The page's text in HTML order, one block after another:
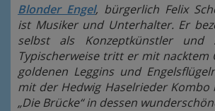
Blonder Engel, bürgerlich Felix
ist Musiker und Unterhalter. Er
selbst als Konzeptkünstler und
Typischerweise tritt er mit nacktem
goldenen Leggins und
mit der Hedwig Haselrieder Kombo
„Die Brücke“ in dessen